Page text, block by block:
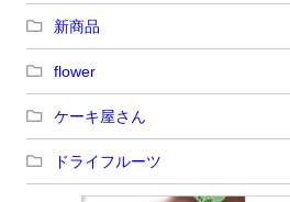
新商品
flower
ケーキ屋さん
ドライフルーツ